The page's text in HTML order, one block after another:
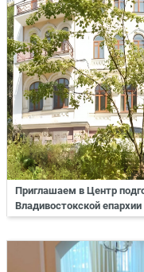
Приглашаем в Центр
Владивостокской